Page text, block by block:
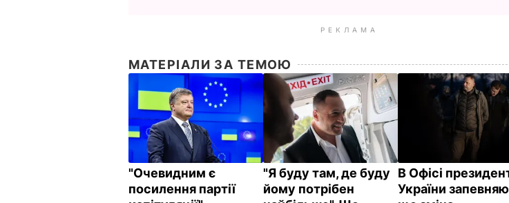
РЕКЛАМА
МАТЕРІАЛИ ЗА ТЕМОЮ
"Очевидним є
посилення партії
"Я буду там, де буду
йому потрібен
В Офісі
України